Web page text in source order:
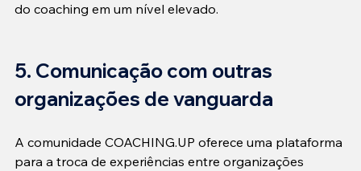
do coaching em um nível elevado.
5. Comunicação com outras
organizações de vanguarda
A comunidade COACHING.UP oferece uma plataforma
para a troca de experiências entre organizações